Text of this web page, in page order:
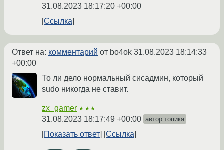
31.08.2023 18:17:20 +00:00
Ссылка
Ответ на: комментарий от bo4ok 31.08.2023 18:14:33
+00:00
То ли дело нормальный сисадмин, который
sudo никогда не ставит.
zx_gamer ★★★
31.08.2023 18:17:49 +00:00 автор топика
Показать ответ Ссылка